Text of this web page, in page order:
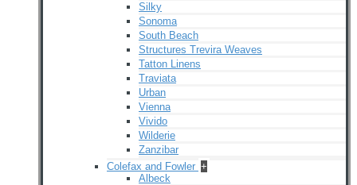
Silky
Sonoma
South Beach
Structures Trevira Weaves
Tatton Linens
Traviata
Urban
Vienna
Vivido
Wilderie
Zanzibar
Colefax and Fowler +
Albeck